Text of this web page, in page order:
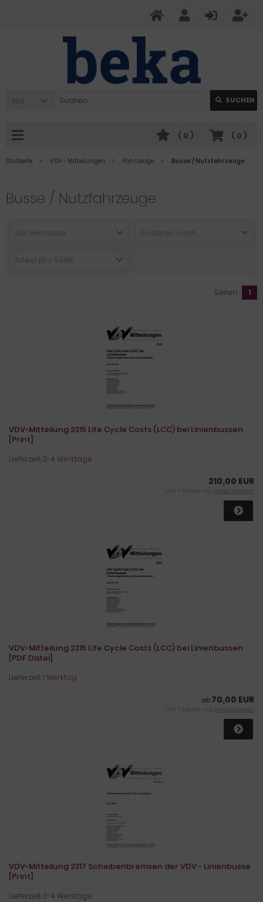
Alle SUCHEN
( 0 )
( 0 )
Startseite VDV - Mitteilungen Fahrzeuge Busse / Nutzfahrzeuge
Busse / Nutzfahrzeuge
Alle Hersteller Sortieren nach ...
Artikel pro Seite
Seiten: 1
VDV-Mitteilung 2315 Life Cycle Costs (LCC) bei Linienbussen
[Print]
Lieferzeit:3-4 Werktage
210,00 EUR
inkl. 7 % MwSt. zzgl. Versandkosten
VDV-Mitteilung 2315 Life Cycle Costs (LCC) bei Linienbussen
[PDF Datei]
Lieferzeit:1 Werktag
ab 70,00 EUR
inkl. 7 % MwSt. zzgl. Versandkosten
VDV-Mitteilung 2317 Scheibenbremsen der VDV - Linienbusse
[Print]
Lieferzeit:3-4 Werktage